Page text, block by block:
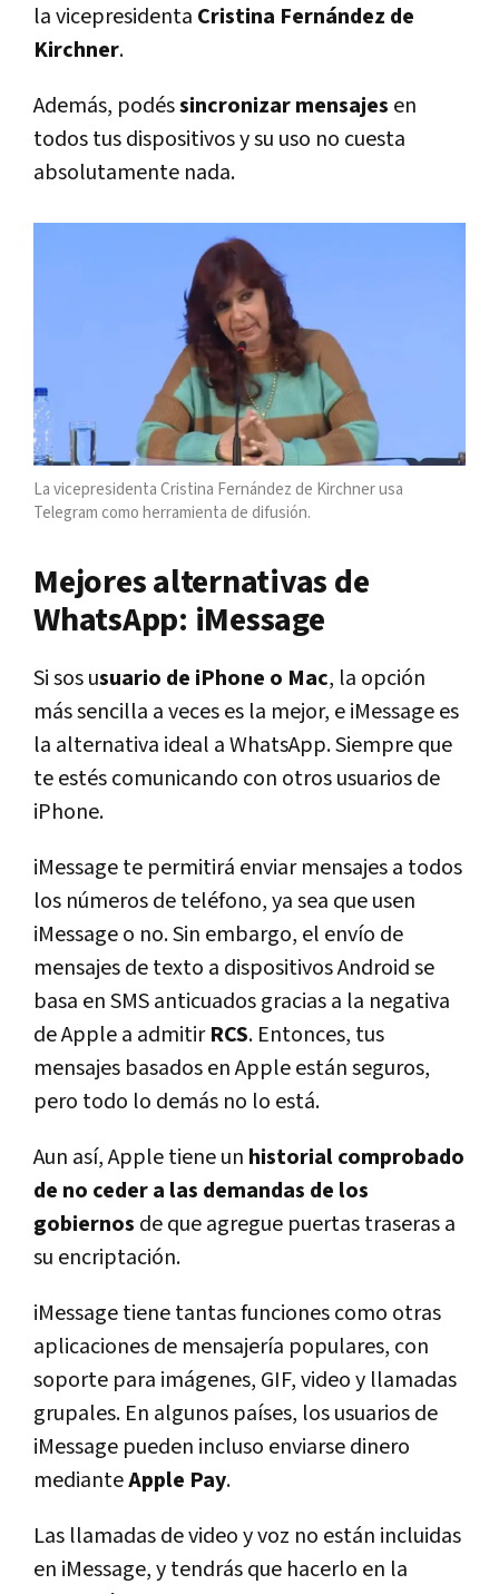
la vicepresidenta Cristina Fernández de
Kirchner.
Además, podéssincronizar mensajes en
todos tus dispositivos y su uso no cuesta
absolutamente nada.
La vicepresidenta Cristina Fernández de Kirchner usa
Telegram como herramienta de difusión.
Mejores alternativas de
WhatsApp: iMessage
Si sos usuario de iPhone o Mac, la opción
más sencilla a veces es la mejor, e iMessage es
la alternativa ideal a WhatsApp. Siempre que
te estés comunicando con otros usuarios de
iPhone.
iMessage te permitirá enviar mensajes a todos
los números de teléfono, ya sea que usen
iMessage o no. Sin embargo, el envío de
mensajes de texto a dispositivos Android se
basa en SMS anticuados gracias a la negativa
de Apple a admitirRCS. Entonces, tus
mensajes basados en Apple están seguros,
pero todo lo demás no lo está.
Aun así, Apple tiene un historial comprobado
de no ceder a las demandas de los
gobiernos de que agregue puertas traseras a
su encriptación.
iMessage tiene tantas funciones como otras
aplicaciones de mensajería populares, con
soporte para imágenes, GIF, video y llamadas
grupales. En algunos países, los usuarios de
iMessage pueden incluso enviarse dinero
medianteApple Pay.
Las llamadas de video y voz no están incluidas
en iMessage, y tendrás que hacerlo en la